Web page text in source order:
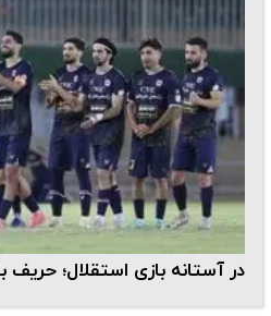
در آستانه بازی استقلال؛ حریف